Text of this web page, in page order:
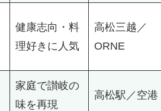
健康志向・料
理好きに人気
高松三越／
ORNE
家庭で讃岐の
味を再現
高松駅／空港